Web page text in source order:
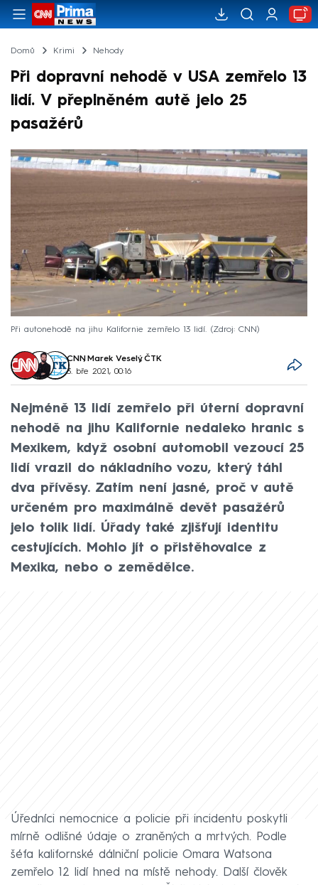
Domů Krimi Nehody
Při dopravní nehodě v USA zemřelo 13
lidí. V přeplněném autě jelo 25
pasažérů
Při autonehodě na jihu Kalifornie zemřelo 13 lidí. Zdroj: CNN
CNN, Marek Veselý,ČTK
3. bře 2021, 00:16
Nejméně 13 lidí zemřelo při úterní dopravní
nehodě na jihu Kalifornie nedaleko hranic s
Mexikem, když osobní automobil vezoucí 25
lidí vrazil do nákladního vozu, který táhl
dva přívěsy. Zatím není jasné, proč v autě
určeném pro maximálně devět pasažérů
jelo tolik lidí. Úřady také zjišťují identitu
cestujících. Mohlo jít o přistěhovalce z
Mexika, nebo o zemědělce.
Úředníci nemocnice a policie při incidentu poskytli
mírně odlišné údaje o zraněných a mrtvých. Podle
šéfa kalifornské dálniční policie Omara Watsona
zemřelo 12 lidí hned na místě nehody. Další člověk